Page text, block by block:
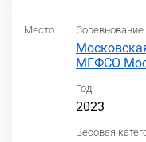
Место Соревнование
МГФСО
Год
2023
Весовая